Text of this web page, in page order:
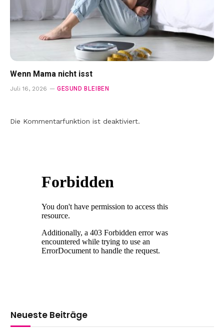
Wenn Mama nicht isst
Juli 16, 2026 GESUND BLEIBEN
Die Kommentarfunktion ist deaktiviert.
Neueste Beiträge